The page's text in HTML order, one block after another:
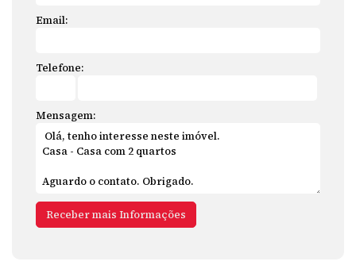
Email:
Telefone:
Mensagem: